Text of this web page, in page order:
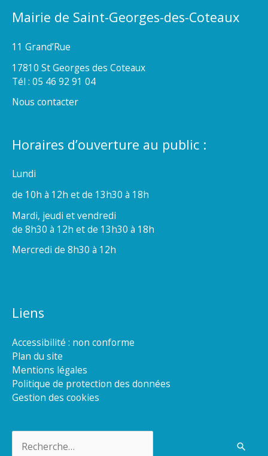
Mairie de Saint-Georges-des-Coteaux
11 Grand’Rue
17810 St Georges des Coteaux
Tél : 05 46 92 91 04
Nous contacter
Horaires d’ouverture au public :
Lundi
de 10h à 12h et de 13h30 à 18h
Mardi, jeudi et vendredi
de 8h30 à 12h et de 13h30 à 18h
Mercredi de 8h30 à 12h
Liens
Accessibilité : non conforme
Plan du site
Mentions légales
Politique de protection des données
Gestion des cookies